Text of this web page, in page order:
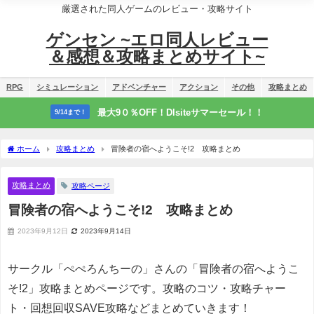
厳選された同人ゲームのレビュー・攻略サイト
ゲンセン ~エロ同人レビュー
＆感想＆攻略まとめサイト~
RPG シミュレーション アドベンチャー アクション その他 攻略まとめ
9/14まで！ 最大9０％OFF！Dlsiteサマーセール！！
ホーム 攻略まとめ 冒険者の宿へようこそ!2 攻略まとめ
攻略まとめ 攻略ページ
冒険者の宿へようこそ!2 攻略まとめ
2023年9月12日 2023年9月14日
サークル「ぺぺろんちーの」さんの「冒険者の宿へようこ
そ!2」攻略まとめページです。攻略のコツ・攻略チャー
ト・回想回収SAVE攻略などまとめていきます！